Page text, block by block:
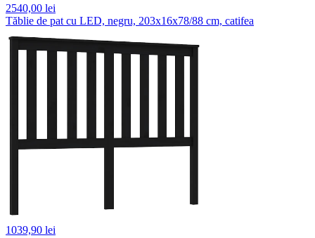
2540,00 lei
Tăblie de pat cu LED, negru, 203x16x78/88 cm, catifea
1039,90 lei